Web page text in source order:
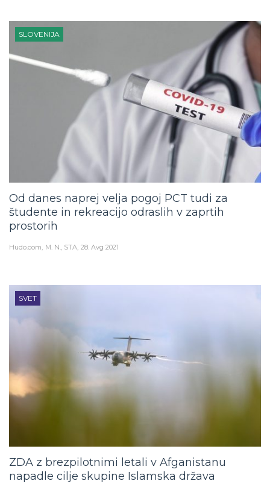
SLOVENIJA
Od danes naprej velja pogoj PCT tudi za
študente in rekreacijo odraslih v zaprtih
prostorih
Hudo.com M. N., STA 28. Avg 2021
SVET
ZDA z brezpilotnimi letali v Afganistanu
napadle cilje skupine Islamska država